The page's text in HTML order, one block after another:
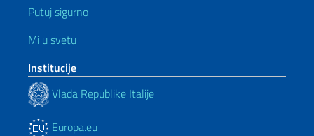
Putuj sigurno
Mi u svetu
Institucije
Vlada Republike Italije
Europa.eu